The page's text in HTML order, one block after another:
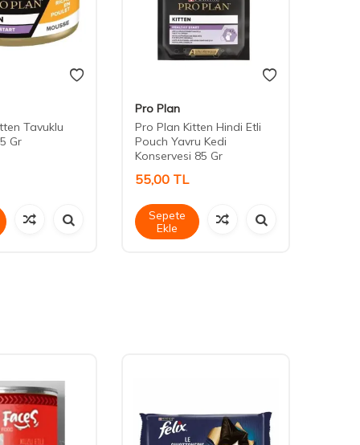
Tavuklu
Gr
Pro Plan
Pro Plan Kitten Hindi Etli
Pouch Yavru Kedi
Konservesi 85 Gr
55,00 TL
Sepete
Ekle